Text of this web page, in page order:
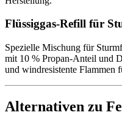
Flüssiggas‑Refill für
Spezielle Mischung für
mit 10 % Propan‑Anteil und
und windresistente Flammen
Alternativen zu